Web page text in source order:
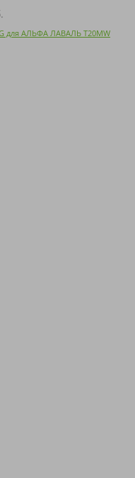
для АЛЬФА ЛАВАЛЬ T20MW